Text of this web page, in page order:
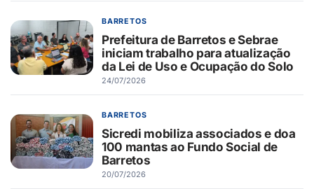
BARRETOS
Prefeitura de Barretos e Sebrae
iniciam trabalho para atualização
da Lei de Uso e Ocupação do Solo
24/07/2026
BARRETOS
Sicredi mobiliza associados e doa
100 mantas ao Fundo Social de
Barretos
20/07/2026